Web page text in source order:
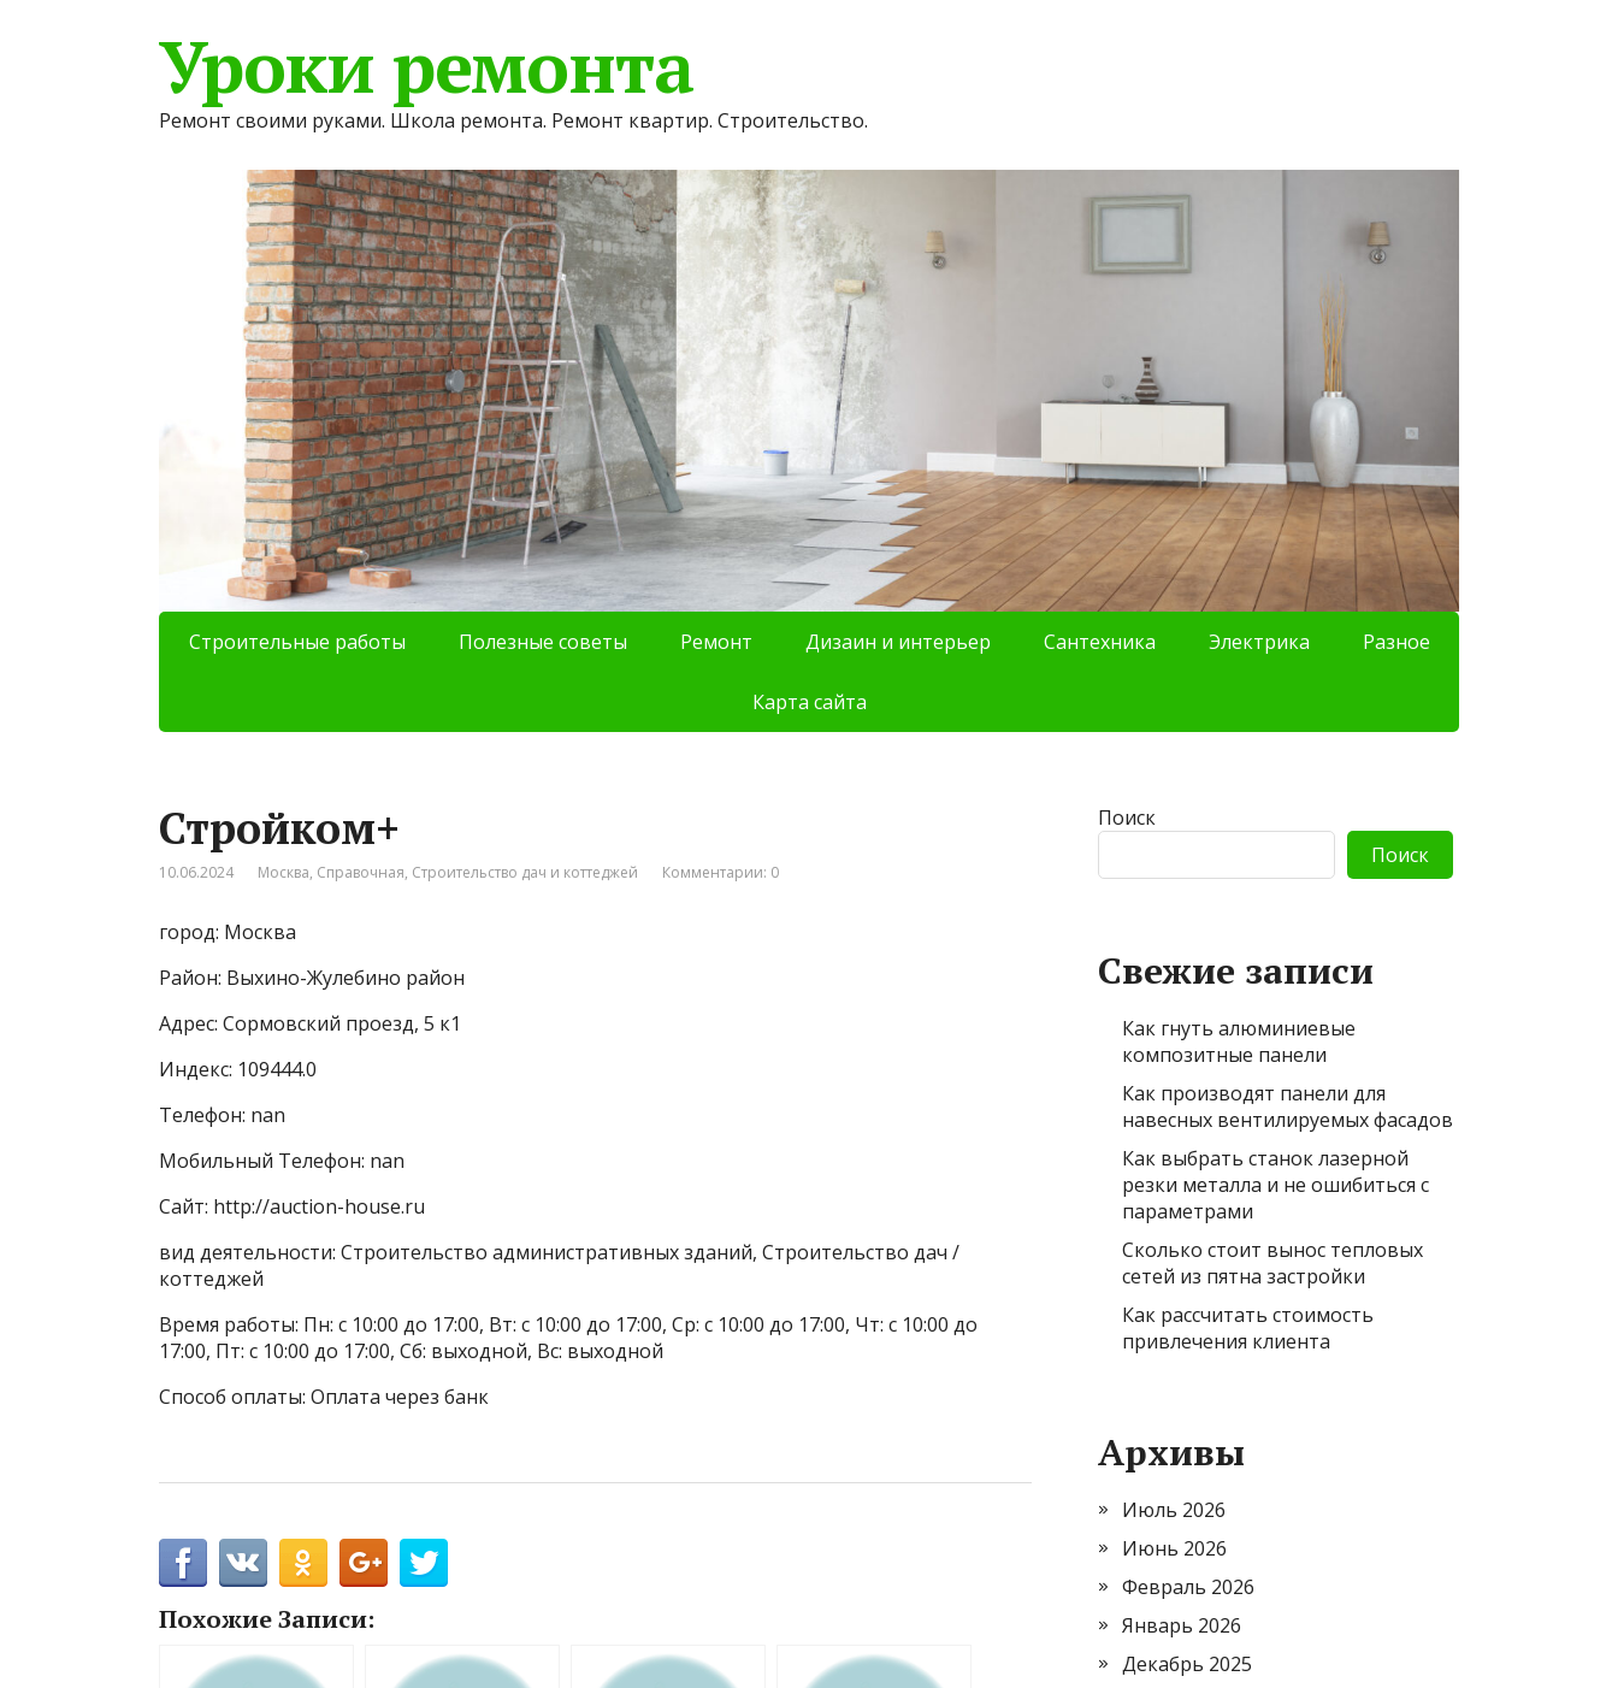
Уроки ремонта
Ремонт своими руками. Школа ремонта. Ремонт квартир. Строительство.
Строительные работы Полезные советы Ремонт Дизаин и интерьер Сантехника Электрика Разное
Карта сайта
Стройком+
10.06.2024 Москва, Справочная, Строительство дач и коттеджей Комментарии: 0
город: Москва
Район: Выхино-Жулебино район
Адрес: Сормовский проезд, 5 к1
Индекс: 109444.0
Телефон: nan
Мобильный Телефон: nan
Сайт: http://auction-house.ru
вид деятельности: Строительство административных зданий, Строительство дач /
коттеджей
Время работы: Пн: с 10:00 до 17:00, Вт: с 10:00 до 17:00, Ср: с 10:00 до 17:00, Чт: с 10:00 до
17:00, Пт: с 10:00 до 17:00, Сб: выходной, Вс: выходной
Способ оплаты: Оплата через банк
Похожие Записи:
Поиск
Поиск
Свежие записи
Как гнуть алюминиевые
композитные панели
Как производят панели для
навесных вентилируемых фасадов
Как выбрать станок лазерной
резки металла и не ошибиться с
параметрами
Сколько стоит вынос тепловых
сетей из пятна застройки
Как рассчитать стоимость
привлечения клиента
Архивы
Июль 2026
Июнь 2026
Февраль 2026
Январь 2026
Декабрь 2025